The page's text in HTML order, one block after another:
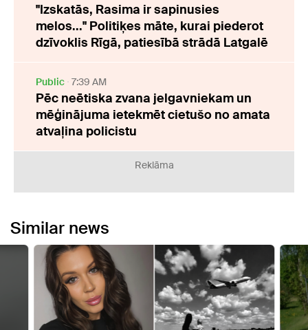
"Izskatās, Rasima ir sapinusies
melos..." Politiķes māte, kurai piederot
dzīvoklis Rīgā, patiesībā strādā Latgalē
Public 7:39 AM
Pēc neētiska zvana jelgavniekam un
mēģinājuma ietekmēt cietušo no amata
atvaļina policistu
Reklāma
Similar news